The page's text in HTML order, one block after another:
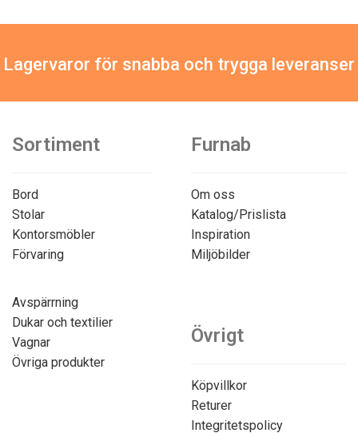
Lagervaror för snabba och trygga leveranser
Sortiment
Bord
Stolar
Kontorsmöbler
Förvaring
Avspärrning
Dukar och textilier
Vagnar
Övriga produkter
Furnab
Om oss
Katalog/Prislista
Inspiration
Miljöbilder
Övrigt
Köpvillkor
Returer
Integritetspolicy